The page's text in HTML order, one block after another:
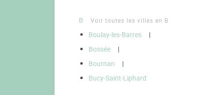
B Voir toutes les villes en B
Boulay-les-Barres
|
Bossée
|
Bournan
|
Bucy-Saint-Liphard